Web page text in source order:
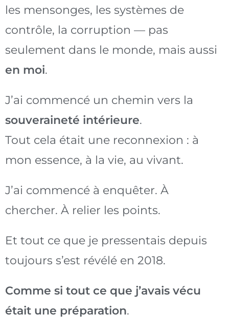
les mensonges, les systèmes de
contrôle, la corruption — pas
seulement dans le monde, mais aussi
en moi.
J’ai commencé un chemin vers la
souveraineté intérieure.
Tout cela était une reconnexion : à
mon essence, à la vie, au vivant.
J’ai commencé à enquêter. À
chercher. À relier les points.
Et tout ce que je pressentais depuis
toujours s’est révélé en 2018.
Comme si tout ce que j’avais vécu
était une préparation.